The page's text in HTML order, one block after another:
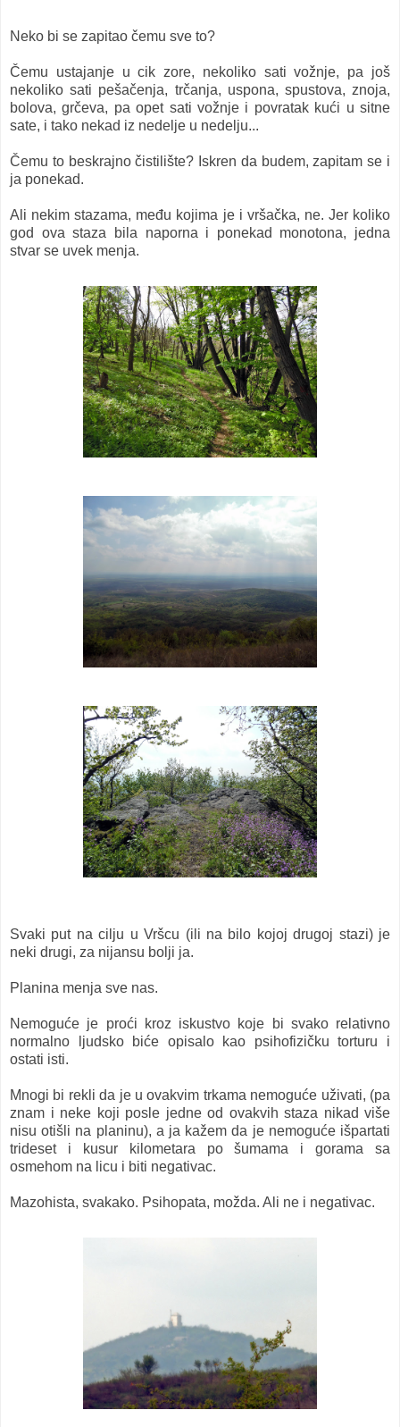
Neko bi se zapitao čemu sve to?
Čemu ustajanje u cik zore, nekoliko sati vožnje, pa još
nekoliko sati pešačenja, trčanja, uspona, spustova, znoja,
bolova, grčeva, pa opet sati vožnje i povratak kući u sitne
sate, i tako nekad iz nedelje u nedelju...
Čemu to beskrajno čistilište? Iskren da budem, zapitam se i
ja ponekad.
Ali nekim stazama, među kojima je i vršačka, ne. Jer koliko
god ova staza bila naporna i ponekad monotona, jedna
stvar se uvek menja.
Svaki put na cilju u Vršcu (ili na bilo kojoj drugoj stazi) je
neki drugi, za nijansu bolji ja.
Planina menja sve nas.
Nemoguće je proći kroz iskustvo koje bi svako relativno
normalno ljudsko biće opisalo kao psihofizičku torturu i
ostati isti.
Mnogi bi rekli da je u ovakvim trkama nemoguće uživati, (pa
znam i neke koji posle jedne od ovakvih staza nikad više
nisu otišli na planinu), a ja kažem da je nemoguće išpartati
trideset i kusur kilometara po šumama i gorama sa
osmehom na licu i biti negativac.
Mazohista, svakako. Psihopata, možda. Ali ne i negativac.